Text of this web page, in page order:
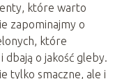
które warto
zapominajmy o
które
o jakość gleby.
tylko smaczne, ale i